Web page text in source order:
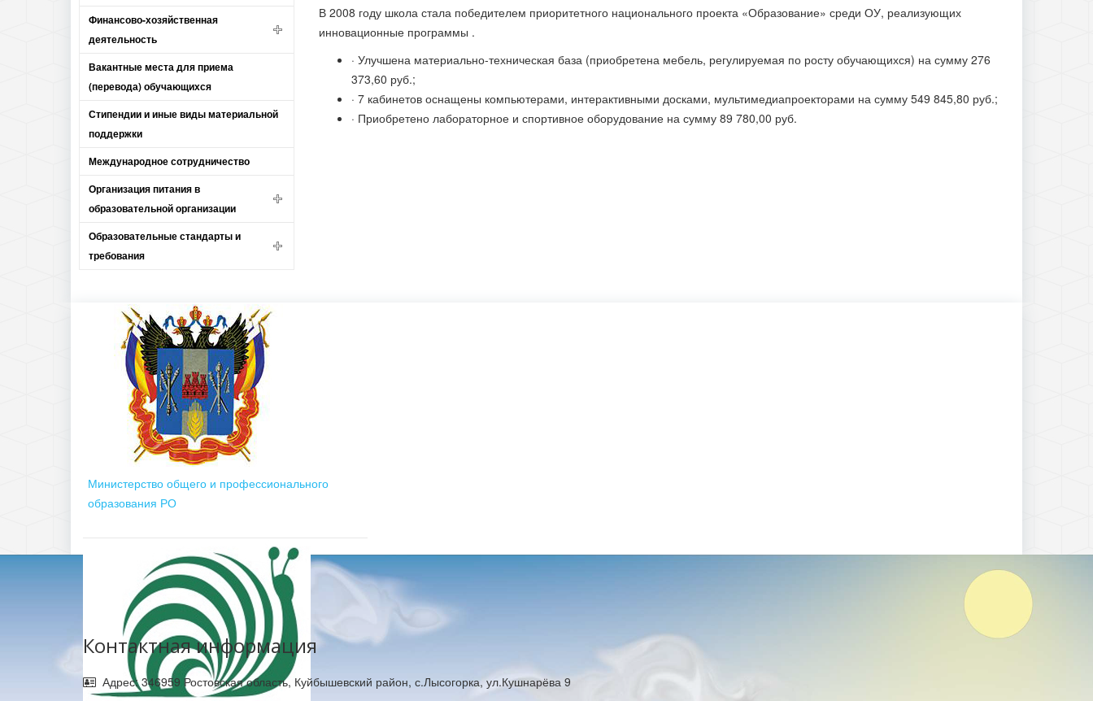
Финансово-хозяйственная
деятельность
Вакантные места для приема
(перевода) обучающихся
Стипендии и иные виды материальной
поддержки
Международное сотрудничество
Организация питания в
образовательной организации
Образовательные стандарты и
требования
В 2008 году школа стала победителем приоритетного национального проекта «Образование» среди ОУ, реализующих
инновационные программы .
· Улучшена материально-техническая база (приобретена мебель, регулируемая по росту обучающихся) на сумму 276
373,60 руб.;
· 7 кабинетов оснащены компьютерами, интерактивными досками, мультимедиапроекторами на сумму 549 845,80 руб.;
· Приобретено лабораторное и спортивное оборудование на сумму 89 780,00 руб.
Министерство общего и профессионального
образования РО
Контактная информация
Адрес: 346959 Ростовская область, Куйбышевский район, с.Лысогорка, ул.Кушнарёва 9